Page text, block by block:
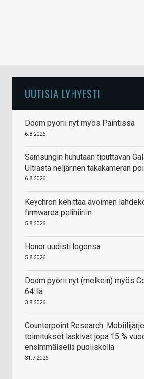
UUTISIA LYHYESTI
Doom pyörii nyt myös Paintissa
6.8.2026
Samsungin huhutaan tiputtavan
Ultrasta neljännen takakameran
6.8.2026
Keychron kehittää avoimen
firmwarea pelihiiriin
5.8.2026
Honor uudisti logonsa
5.8.2026
Doom pyörii nyt (melkein) myös
64:llä
3.8.2026
Counterpoint Research:
toimitukset laskivat jopa 15 %
ensimmäisellä puoliskolla
31.7.2026